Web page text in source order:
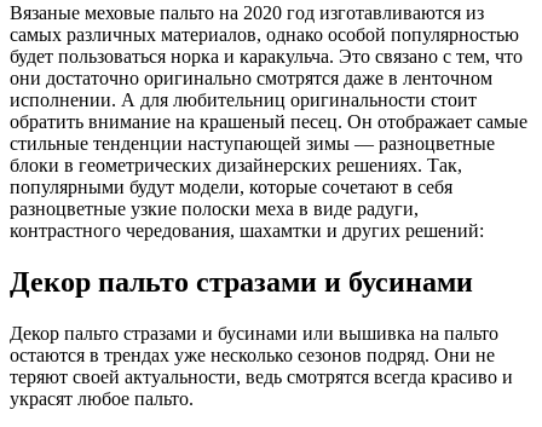
Вязаные меховые пальто на 2020 год изготавливаются из
самых различных материалов, однако особой популярностью
будет пользоваться норка и каракульча. Это связано с тем, что
они достаточно оригинально смотрятся даже в ленточном
исполнении. А для любительниц оригинальности стоит
обратить внимание на крашеный песец. Он отображает самые
стильные тенденции наступающей зимы — разноцветные
блоки в геометрических дизайнерских решениях. Так,
популярными будут модели, которые сочетают в себя
разноцветные узкие полоски меха в виде радуги,
контрастного чередования, шахамтки и других решений:
Декор пальто стразами и бусинами
Декор пальто стразами и бусинами или вышивка на пальто
остаются в трендах уже несколько сезонов подряд. Они не
теряют своей актуальности, ведь смотрятся всегда красиво и
украсят любое пальто.